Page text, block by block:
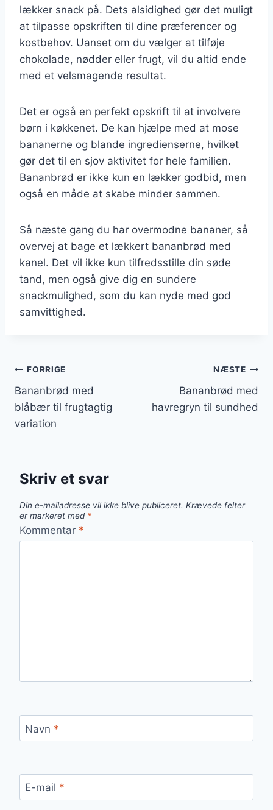
lækker snack på. Dets alsidighed gør det muligt
at tilpasse opskriften til dine præferencer og
kostbehov. Uanset om du vælger at tilføje
chokolade, nødder eller frugt, vil du altid ende
med et velsmagende resultat.
Det er også en perfekt opskrift til at involvere
børn i køkkenet. De kan hjælpe med at mose
bananerne og blande ingredienserne, hvilket
gør det til en sjov aktivitet for hele familien.
Bananbrød er ikke kun en lækker godbid, men
også en måde at skabe minder sammen.
Så næste gang du har overmodne bananer, så
overvej at bage et lækkert bananbrød med
kanel. Det vil ikke kun tilfredsstille din søde
tand, men også give dig en sundere
snackmulighed, som du kan nyde med god
samvittighed.
Indlægsnavigation
FORRIGE
Bananbrød med
blåbær til frugtagtig
variation
NÆSTE
Bananbrød med
havregryn til sundhed
Skriv et svar
Din e-mailadresse vil ikke blive publiceret. Krævede felter
er markeret med *
Kommentar *
Navn *
E-mail *